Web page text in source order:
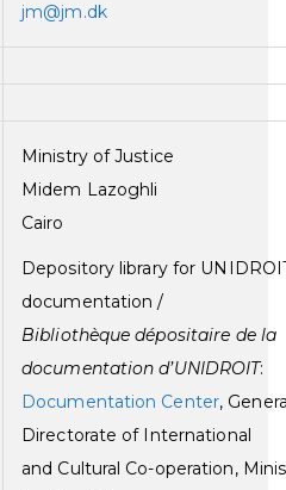
jm@jm.dk
Ministry of Justice
Midem Lazoghli
Cairo
Depository library for
documentation /
Bibliothèque dépositaire de la
documentation d’UNIDROIT:
Documentation Center,
Directorate of International
and Cultural Co-operation,